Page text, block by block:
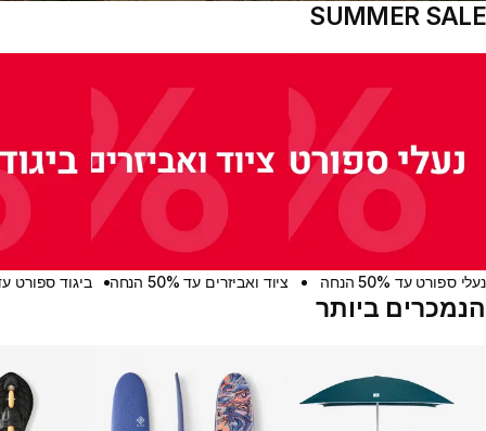
SUMMER SALE
נעלי ספורט עד 50% הנחה ציוד ואביזרים עד 50% הנחה ביגוד ספורט עד 50%
הנמכרים ביותר